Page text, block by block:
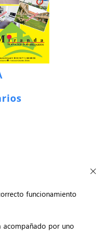
funcionamiento
acompañado por uno